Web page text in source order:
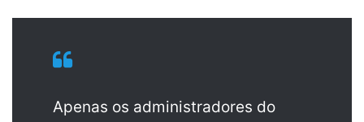
Apenas os administradores do